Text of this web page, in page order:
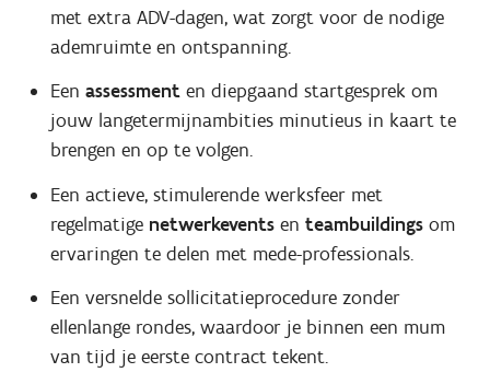
met extra ADV-dagen, wat zorgt voor de nodige
ademruimte en ontspanning.
Een assessmenten diepgaand startgesprek om
jouw langetermijnambities minutieus in kaart te
brengen en op te volgen.
Een actieve, stimulerende werksfeer met
regelmatige netwerkeventsen teambuildingsom
ervaringen te delen met mede-professionals.
Een versnelde sollicitatieprocedure zonder
ellenlange rondes, waardoor je binnen een mum
van tijd je eerste contract tekent.